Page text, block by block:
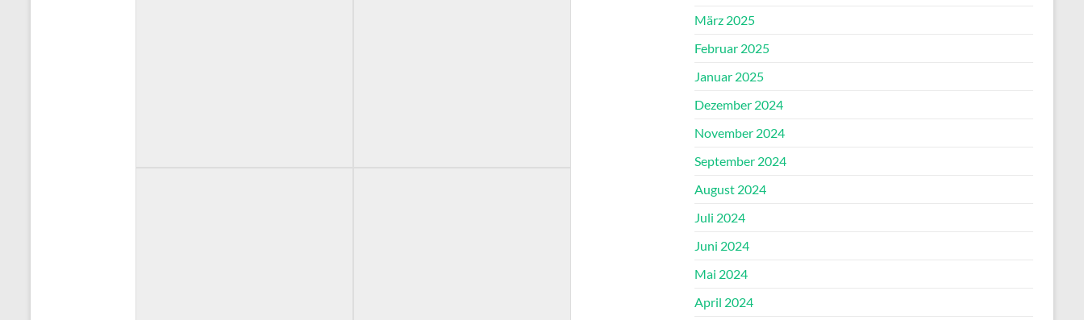
März 2025
Februar 2025
Januar 2025
Dezember 2024
November 2024
September 2024
August 2024
Juli 2024
Juni 2024
Mai 2024
April 2024